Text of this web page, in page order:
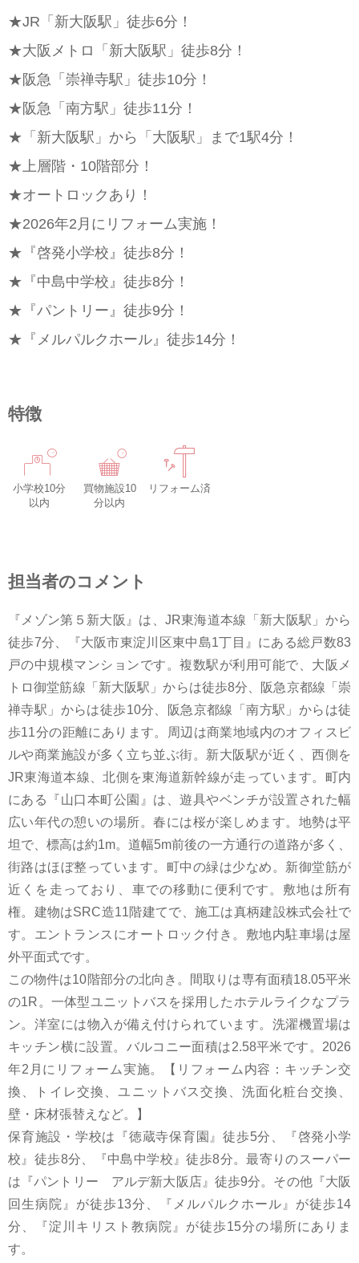
★JR「新大阪駅」徒歩6分！
★大阪メトロ「新大阪駅」徒歩8分！
★阪急「崇禅寺駅」徒歩10分！
★阪急「南方駅」徒歩11分！
★「新大阪駅」から「大阪駅」まで1駅4分！
★上層階・10階部分！
★オートロックあり！
★2026年2月にリフォーム実施！
★『啓発小学校』徒歩8分！
★『中島中学校』徒歩8分！
★『パントリー』徒歩9分！
★『メルパルクホール』徒歩14分！
特徴
小学校10分
以内
買物施設10
分以内
リフォーム済
担当者のコメント
『メゾン第５新大阪』は、JR東海道本線「新大阪駅」から
徒歩7分、『大阪市東淀川区東中島1丁目』にある総戸数83
戸の中規模マンションです。複数駅が利用可能で、大阪メ
トロ御堂筋線「新大阪駅」からは徒歩8分、阪急京都線「崇
禅寺駅」からは徒歩10分、阪急京都線「南方駅」からは徒
歩11分の距離にあります。周辺は商業地域内のオフィスビ
ルや商業施設が多く立ち並ぶ街。新大阪駅が近く、西側を
JR東海道本線、北側を東海道新幹線が走っています。町内
にある『山口本町公園』は、遊具やベンチが設置された幅
広い年代の憩いの場所。春には桜が楽しめます。地勢は平
坦で、標高は約1m。道幅5m前後の一方通行の道路が多く、
街路はほぼ整っています。町中の緑は少なめ。新御堂筋が
近くを走っており、車での移動に便利です。敷地は所有
権。建物はSRC造11階建てで、施工は真柄建設株式会社で
す。エントランスにオートロック付き。敷地内駐車場は屋
外平面式です。
この物件は10階部分の北向き。間取りは専有面積18.05平米
の1R。一体型ユニットバスを採用したホテルライクなプラ
ン。洋室には物入が備え付けられています。洗濯機置場は
キッチン横に設置。バルコニー面積は2.58平米です。2026
年2月にリフォーム実施。【リフォーム内容：キッチン交
換、トイレ交換、ユニットバス交換、洗面化粧台交換、
壁・床材張替えなど。】
保育施設・学校は『徳蔵寺保育園』徒歩5分、『啓発小学
校』徒歩8分、『中島中学校』徒歩8分。最寄りのスーパー
は『パントリー アルデ新大阪店』徒歩9分。その他『大阪
回生病院』が徒歩13分、『メルパルクホール』が徒歩14
分、『淀川キリスト教病院』が徒歩15分の場所にありま
す。